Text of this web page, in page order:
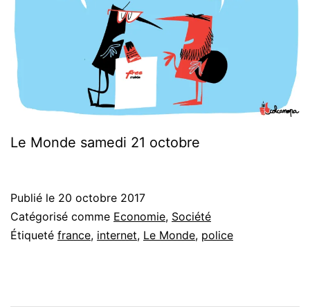
Le Monde samedi 21 octobre
Publié le 20 octobre 2017
Catégorisé comme Economie, Société
Étiqueté france, internet, Le Monde, police